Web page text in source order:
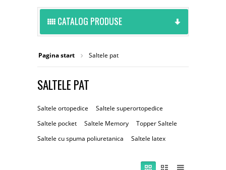
CATALOG PRODUSE
Pagina start Saltele pat
SALTELE PAT
Saltele ortopedice
Saltele superortopedice
Saltele pocket
Saltele Memory
Topper Saltele
Saltele cu spuma poliuretanica
Saltele latex